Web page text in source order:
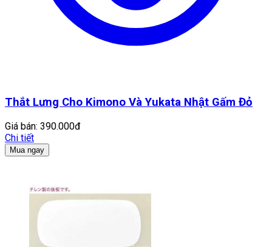
Thắt Lưng Cho Kimono Và Yukata Nhật Gấm Đỏ
Giá bán: 390.000đ
Chi tiết
Mua ngay